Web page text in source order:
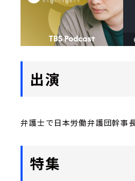
出演
弁護士で日本労働弁護団幹事
特集